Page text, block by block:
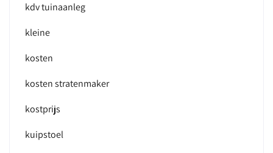
kdv tuinaanleg
kleine
kosten
kosten stratenmaker
kostprijs
kuipstoel